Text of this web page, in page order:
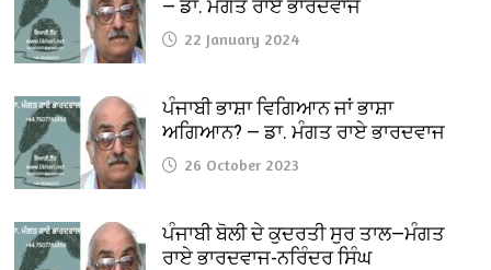
— ਡਾ. ਮੰਗਤ ਰਾਏ ਭਾਰਦਵਾਜ
22 January 2024
ਪੰਜਾਬੀ ਭਾਸ਼ਾ ਵਿਗਿਆਨ ਜਾਂ ਭਾਸ਼ਾ
ਅਗਿਆਨ? — ਡਾ. ਮੰਗਤ ਰਾਏ ਭਾਰਦਵਾਜ
26 October 2023
ਪੰਜਾਬੀ ਬੋਲੀ ਦੇ ਕੁਦਰਤੀ ਸੁਰ ਤਾਲ—ਮੰਗਤ
ਰਾਏ ਭਾਰਦਵਾਜ-ਨਰਿੰਦਰ ਸਿੰਘ